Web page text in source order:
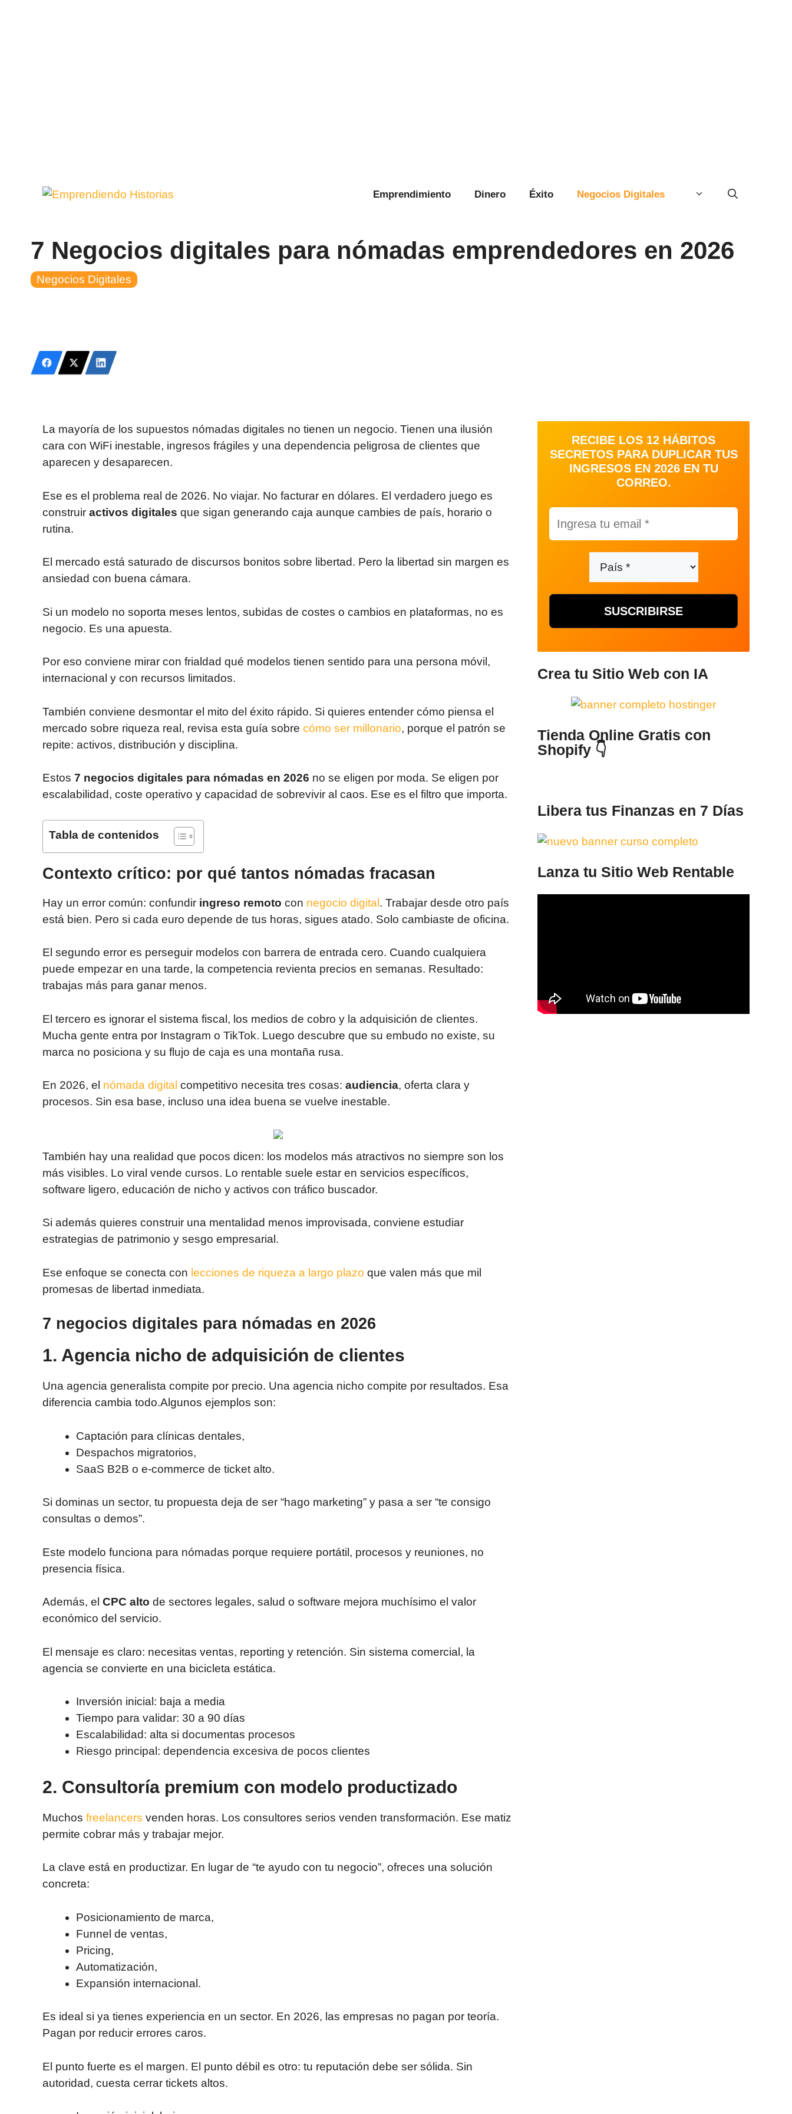
Emprendimiento Dinero Éxito Negocios Digitales
7 Negocios digitales para nómadas emprendedores en 2026
Negocios Digitales
La mayoría de los supuestos nómadas digitales no tienen un negocio. Tienen una ilusión
cara con WiFi inestable, ingresos frágiles y una dependencia peligrosa de clientes que
aparecen y desaparecen.
Ese es el problema real de 2026. No viajar. No facturar en dólares. El verdadero juego es
construir activos digitales que sigan generando caja aunque cambies de país, horario o
rutina.
El mercado está saturado de discursos bonitos sobre libertad. Pero la libertad sin margen es
ansiedad con buena cámara.
Si un modelo no soporta meses lentos, subidas de costes o cambios en plataformas, no es
negocio. Es una apuesta.
Por eso conviene mirar con frialdad qué modelos tienen sentido para una persona móvil,
internacional y con recursos limitados.
También conviene desmontar el mito del éxito rápido. Si quieres entender cómo piensa el
mercado sobre riqueza real, revisa esta guía sobre cómo ser millonario, porque el patrón se
repite: activos, distribución y disciplina.
Estos 7 negocios digitales para nómadas en 2026 no se eligen por moda. Se eligen por
escalabilidad, coste operativo y capacidad de sobrevivir al caos. Ese es el filtro que importa.
Tabla de contenidos
Contexto crítico: por qué tantos nómadas fracasan
Hay un error común: confundir ingreso remoto con negocio digital. Trabajar desde otro país
está bien. Pero si cada euro depende de tus horas, sigues atado. Solo cambiaste de oficina.
El segundo error es perseguir modelos con barrera de entrada cero. Cuando cualquiera
puede empezar en una tarde, la competencia revienta precios en semanas. Resultado:
trabajas más para ganar menos.
El tercero es ignorar el sistema fiscal, los medios de cobro y la adquisición de clientes.
Mucha gente entra por Instagram o TikTok. Luego descubre que su embudo no existe, su
marca no posiciona y su flujo de caja es una montaña rusa.
En 2026, el nómada digital competitivo necesita tres cosas: audiencia, oferta clara y
procesos. Sin esa base, incluso una idea buena se vuelve inestable.
También hay una realidad que pocos dicen: los modelos más atractivos no siempre son los
más visibles. Lo viral vende cursos. Lo rentable suele estar en servicios específicos,
software ligero, educación de nicho y activos con tráfico buscador.
Si además quieres construir una mentalidad menos improvisada, conviene estudiar
estrategias de patrimonio y sesgo empresarial.
Ese enfoque se conecta con lecciones de riqueza a largo plazo que valen más que mil
promesas de libertad inmediata.
7 negocios digitales para nómadas en 2026
1. Agencia nicho de adquisición de clientes
Una agencia generalista compite por precio. Una agencia nicho compite por resultados. Esa
diferencia cambia todo.Algunos ejemplos son:
Captación para clínicas dentales,
Despachos migratorios,
SaaS B2B o e-commerce de ticket alto.
Si dominas un sector, tu propuesta deja de ser “hago marketing” y pasa a ser “te consigo
consultas o demos”.
Este modelo funciona para nómadas porque requiere portátil, procesos y reuniones, no
presencia física.
Además, el CPC alto de sectores legales, salud o software mejora muchísimo el valor
económico del servicio.
El mensaje es claro: necesitas ventas, reporting y retención. Sin sistema comercial, la
agencia se convierte en una bicicleta estática.
Inversión inicial: baja a media
Tiempo para validar: 30 a 90 días
Escalabilidad: alta si documentas procesos
Riesgo principal: dependencia excesiva de pocos clientes
2. Consultoría premium con modelo productizado
Muchos freelancers venden horas. Los consultores serios venden transformación. Ese matiz
permite cobrar más y trabajar mejor.
La clave está en productizar. En lugar de “te ayudo con tu negocio”, ofreces una solución
concreta:
Posicionamiento de marca,
Funnel de ventas,
Pricing,
Automatización,
Expansión internacional.
Es ideal si ya tienes experiencia en un sector. En 2026, las empresas no pagan por teoría.
Pagan por reducir errores caros.
El punto fuerte es el margen. El punto débil es otro: tu reputación debe ser sólida. Sin
autoridad, cuesta cerrar tickets altos.
RECIBE LOS 12 HÁBITOS
SECRETOS PARA DUPLICAR TUS
INGRESOS EN 2026 EN TU
CORREO.
Crea tu Sitio Web con IA
Tienda Online Gratis con
Shopify 👇
Libera tus Finanzas en 7 Días
Lanza tu Sitio Web Rentable